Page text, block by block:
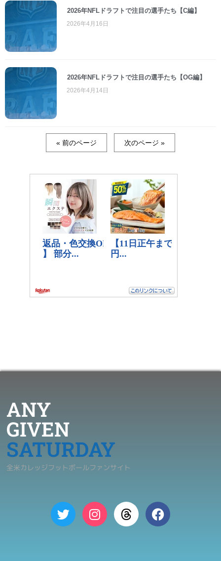
2026年NFLドラフトで注目の選手たち【C編】
2026年4月16日
2026年NFLドラフトで注目の選手たち【OG編】
2026年4月14日
« 前のページ 次のページ »
ANY
GIVEN
SATURDAY
全米カレッジフットボールファンサイト